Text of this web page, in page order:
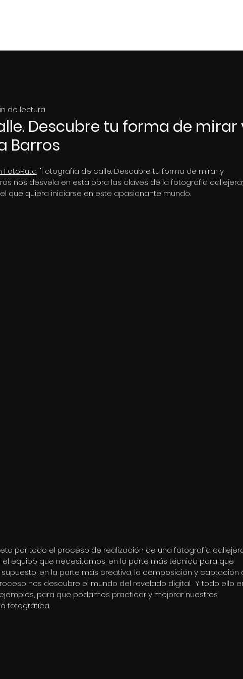
Descubre tu forma de mirar
Barros
de lectura
: "Fotografía de calle. Descubre tu forma de mirar y
nos desvela en esta obra las claves de la fotografía
que quiera iniciarse en este apasionante mundo.
por todo el proceso de realización de una fotografía
el equipo que necesitamos, en la parte más técnica para que
en la parte más creativa, la composición y
nos descubre el mundo del revelado digital.  Y todo ello
para que podamos practicar y mejorar nuestros
fotográfica.